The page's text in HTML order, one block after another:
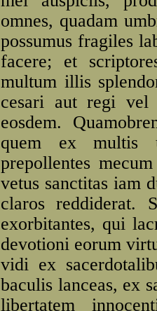
omnes, quadam
possumus fragiles
facere; et
multum illis
cesari aut regi vel
eosdem.
quem ex multis
prepollentes
vetus sanctitas iam
claros reddiderat.
exorbitantes, qui
devotioni eorum
vidi ex
baculis lanceas, ex
libertatem